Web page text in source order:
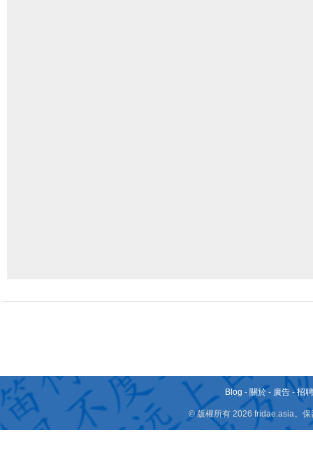
Blog - 關於 - 廣告 -招
© 版權所有 2026 fridae.asia。